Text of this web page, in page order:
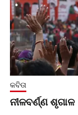
କବିତା
ନୀଳବର୍ଣ୍ଣ ଶୃଗାଳ